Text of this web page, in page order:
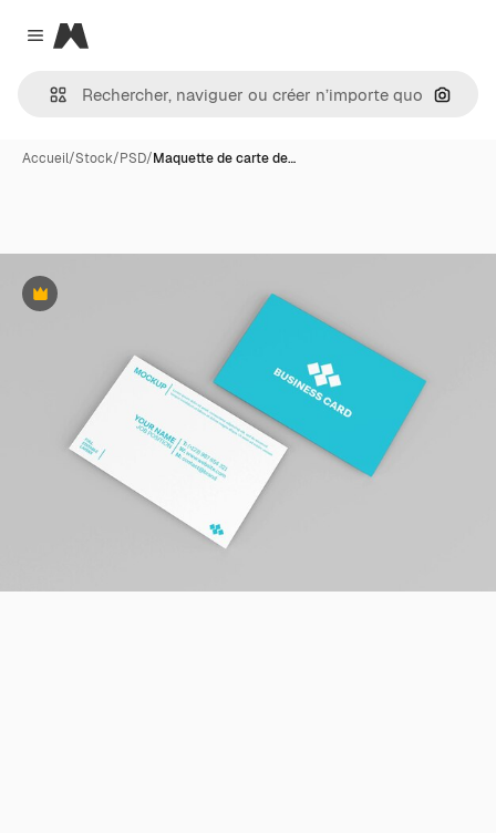
Close menu
Magnific
Accueil/Stock/PSD/Maquette de carte de…
Premium